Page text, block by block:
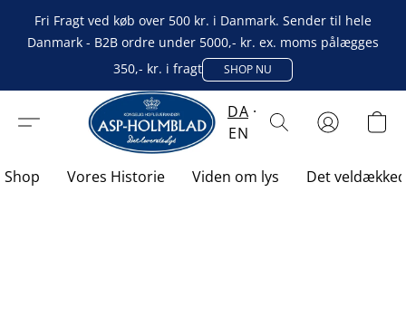
Fri Fragt ved køb over 500 kr. i Danmark. Sender til hele
Danmark - B2B ordre under 5000,- kr. ex. moms pålægges
350,- kr. i fragt
SHOP NU
DA
EN
Shop Vores Historie Viden om lys Det